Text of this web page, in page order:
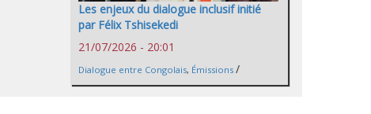
Les enjeux du dialogue inclusif initié
par Félix Tshisekedi
21/07/2026 - 20:01
Dialogue entre Congolais, Émissions /